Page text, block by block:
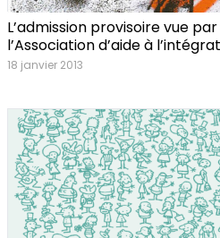
L’admission provisoire vue
l’Association d’aide à
18 janvier 2013